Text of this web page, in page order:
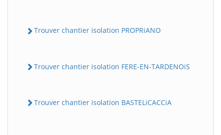
Trouver chantier isolation PROPRiANO
Trouver chantier isolation FERE-EN-TARDENOiS
Trouver chantier isolation BASTELiCACCiA